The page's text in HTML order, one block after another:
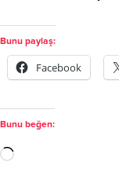
Bunu paylaş:
Facebook
Bunu beğen: